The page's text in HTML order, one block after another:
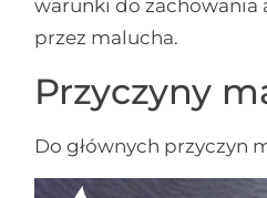
warunki do zachowania
przez malucha.
Przyczyny
Do głównych przyczyn